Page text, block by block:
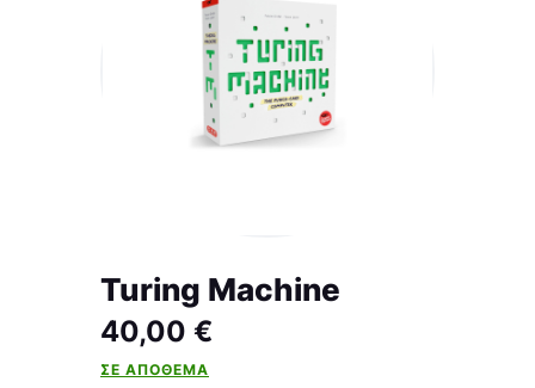
Turing Machine
40,00 €
ΣΕ ΑΠΌΘΕΜΑ